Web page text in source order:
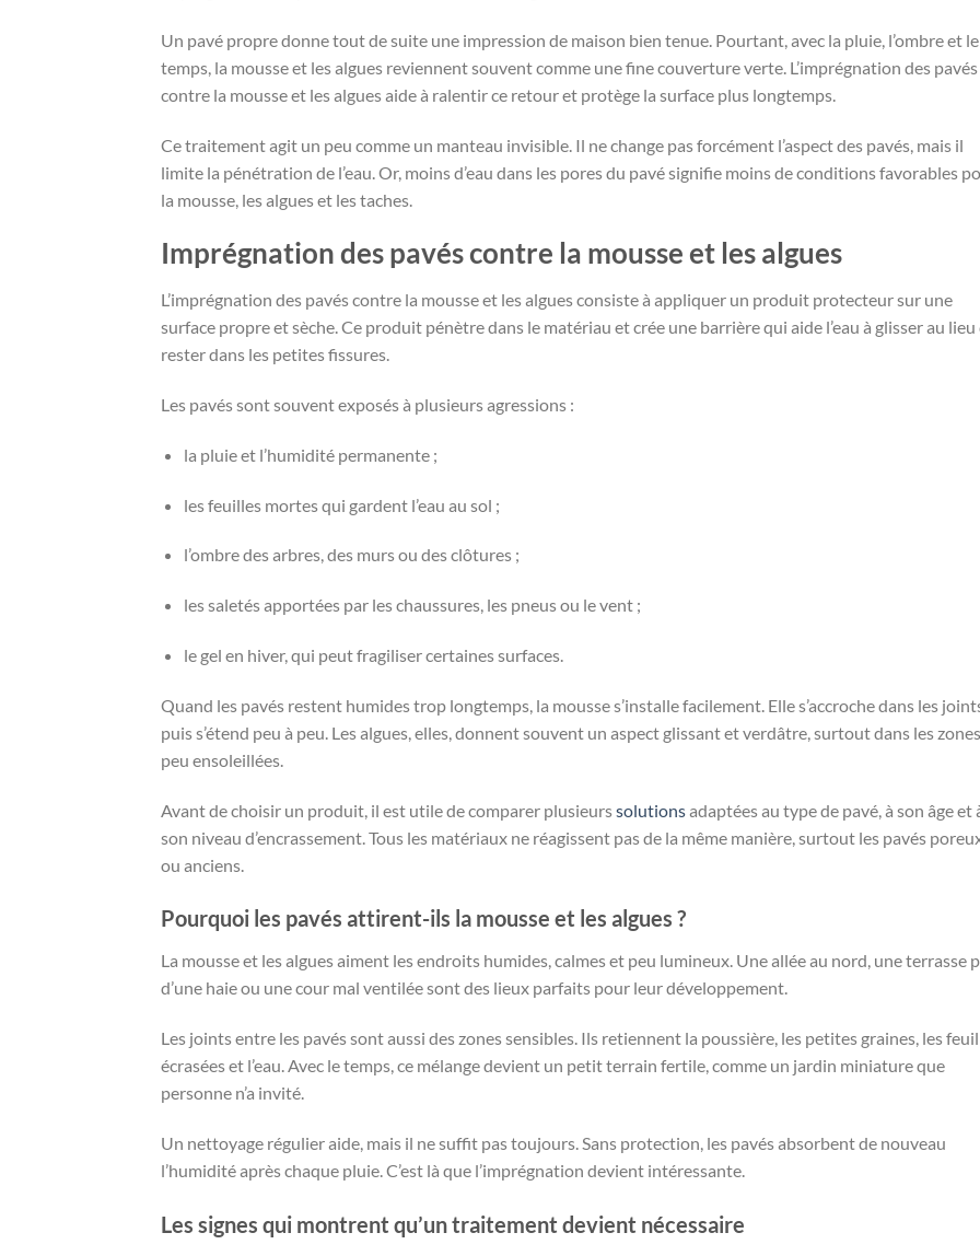
Un pavé propre donne tout de suite une impression de maison bien tenue. Pourtant, avec la pluie, l’ombre et le
temps, la mousse et les algues reviennent souvent comme une fine couverture verte. L’imprégnation des pavés
contre la mousse et les algues aide à ralentir ce retour et protège la surface plus longtemps.
Ce traitement agit un peu comme un manteau invisible. Il ne change pas forcément l’aspect des pavés, mais il
limite la pénétration de l’eau. Or, moins d’eau dans les pores du pavé signifie moins de conditions favorables
la mousse, les algues et les taches.
Imprégnation des pavés contre la mousse et les algues
L’imprégnation des pavés contre la mousse et les algues consiste à appliquer un produit protecteur sur une
surface propre et sèche. Ce produit pénètre dans le matériau et crée une barrière qui aide l’eau à glisser au lieu
rester dans les petites fissures.
Les pavés sont souvent exposés à plusieurs agressions :
la pluie et l’humidité permanente ;
les feuilles mortes qui gardent l’eau au sol ;
l’ombre des arbres, des murs ou des clôtures ;
les saletés apportées par les chaussures, les pneus ou le vent ;
le gel en hiver, qui peut fragiliser certaines surfaces.
Quand les pavés restent humides trop longtemps, la mousse s’installe facilement. Elle s’accroche dans les
puis s’étend peu à peu. Les algues, elles, donnent souvent un aspect glissant et verdâtre, surtout dans les zones
peu ensoleillées.
Avant de choisir un produit, il est utile de comparer plusieurssolutionsadaptées au type de pavé, à son âge et
son niveau d’encrassement. Tous les matériaux ne réagissent pas de la même manière, surtout les pavés
ou anciens.
Pourquoi les pavés attirent-ils la mousse et les algues ?
La mousse et les algues aiment les endroits humides, calmes et peu lumineux. Une allée au nord, une terrasse
d’une haie ou une cour mal ventilée sont des lieux parfaits pour leur développement.
Les joints entre les pavés sont aussi des zones sensibles. Ils retiennent la poussière, les petites graines, les
écrasées et l’eau. Avec le temps, ce mélange devient un petit terrain fertile, comme un jardin miniature que
personne n’a invité.
Un nettoyage régulier aide, mais il ne suffit pas toujours. Sans protection, les pavés absorbent de nouveau
l’humidité après chaque pluie. C’est là que l’imprégnation devient intéressante.
Les signes qui montrent qu’un traitement devient nécessaire